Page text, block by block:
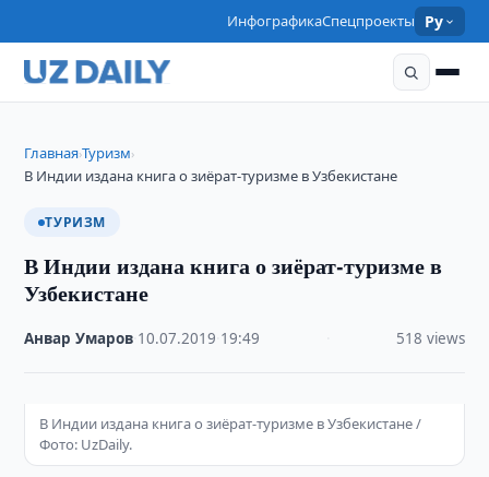
ИнфографикаСпецпроекты Ру
Главная›Туризм›
В Индии издана книга о зиёрат-туризме в Узбекистане
ТУРИЗМ
В Индии издана книга о зиёрат-туризме в
Узбекистане
Анвар Умаров 10.07.2019 19:49 518 views
В Индии издана книга о зиёрат-туризме в Узбекистане /
Фото: UzDaily.